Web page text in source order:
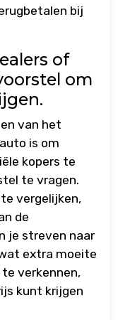
bij
of
om
van het
is om
kopers te
te vragen.
vergelijken,
de
je streven naar
extra moeite
verkennen,
kunt krijgen